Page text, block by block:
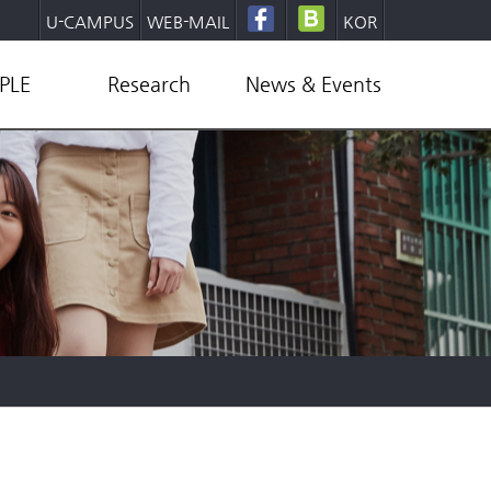
U-CAMPUS WEB-MAIL KOR
Research
Research Area
Research Center
Research Highlight
Industrial
Collaboration
News & Events
Undergraduate
Graduate
Academic Calendar
Document Forms
Giving to KWEE